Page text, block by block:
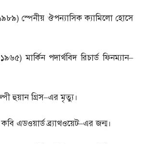
) স্পেনীয় ঔপন্যাসিক ক্যামিলো হোসে
১৯৬৫)মার্কিন পদার্থবিদ রিচার্ড ফিনম্যান–
হুয়ান গ্রিস–এর মৃত্যু।
এডওয়ার্ড ব্র্যাথওয়েট–এর জন্ম।